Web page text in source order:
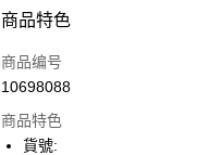
付款方式
信用卡一次付款
Apple Pay
商品特色
商品编号
10698088
商品特色
貨號: